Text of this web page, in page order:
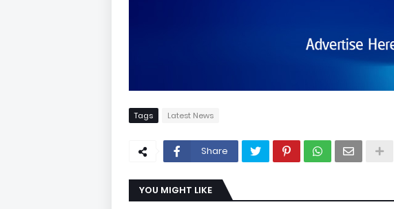
Tags Latest News
Share
YOU MIGHT LIKE